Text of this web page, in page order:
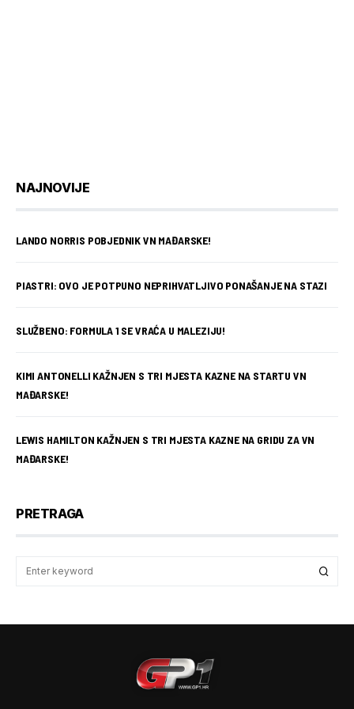
NAJNOVIJE
LANDO NORRIS POBJEDNIK VN MAĐARSKE!
PIASTRI: OVO JE POTPUNO NEPRIHVATLJIVO PONAŠANJE NA STAZI
SLUŽBENO: FORMULA 1 SE VRAĆA U MALEZIJU!
KIMI ANTONELLI KAŽNJEN S TRI MJESTA KAZNE NA STARTU VN
MAĐARSKE!
LEWIS HAMILTON KAŽNJEN S TRI MJESTA KAZNE NA GRIDU ZA VN
MAĐARSKE!
PRETRAGA